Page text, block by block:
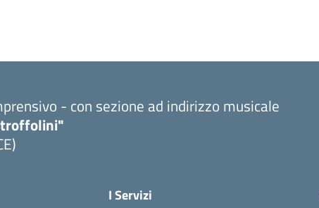
- con sezione ad indirizzo musicale
I Servizi